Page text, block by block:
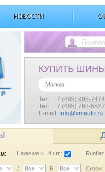
НОВОСТИ О
КУПИТЬ
Москва
Тел.: +7 (495) 995-7474
Тел.: +7 (495) 768-5527
E-mail: info@vmauto.ru
Наличие >= 4 шт.: Runflat:
/ Все R Все Сезон: